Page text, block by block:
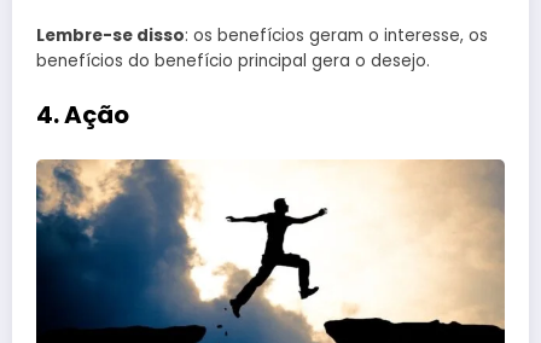
Lembre-se disso: os benefícios geram o interesse, os
benefícios do benefício principal gera o desejo.
4. Ação